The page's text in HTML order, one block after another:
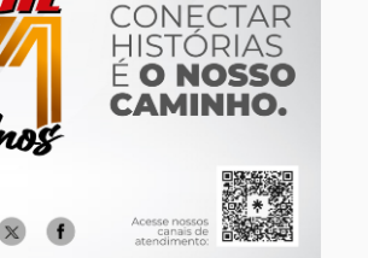
19° 13°
18° 14°